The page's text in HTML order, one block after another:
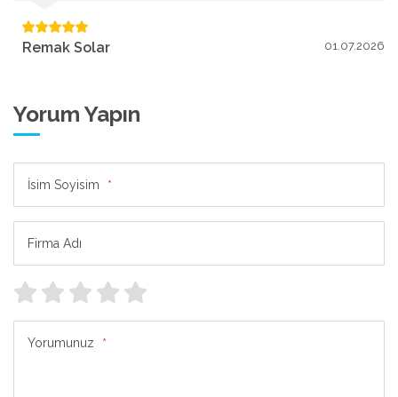
01.07.2026
Remak Solar
Yorum Yapın
İsim Soyisim *
Firma Adı
Yorumunuz *